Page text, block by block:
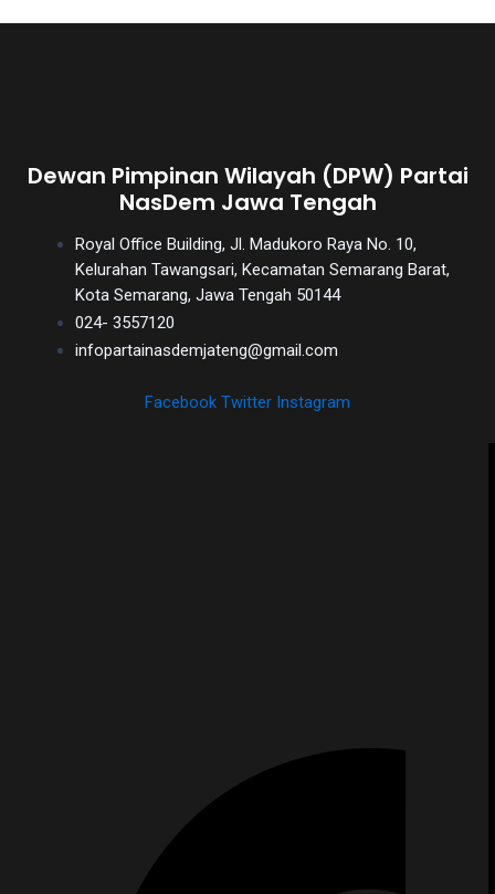
Dewan Pimpinan Wilayah (DPW) Partai
NasDem Jawa Tengah
Royal Office Building, Jl. Madukoro Raya No. 10,
Kelurahan Tawangsari, Kecamatan Semarang Barat,
Kota Semarang, Jawa Tengah 50144
024- 3557120
infopartainasdemjateng@gmail.com
Facebook Twitter Instagram